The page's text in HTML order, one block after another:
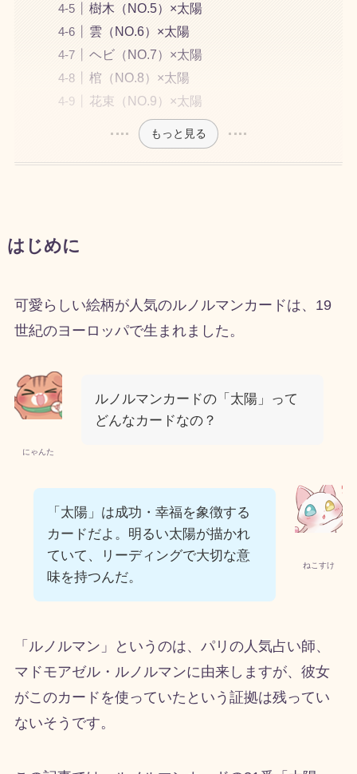
樹木（NO.5）×太陽
雲（NO.6）×太陽
ヘビ（NO.7）×太陽
棺（NO.8）×太陽
花束（NO.9）×太陽
もっと見る
はじめに
可愛らしい絵柄が人気のルノルマンカードは、19
世紀のヨーロッパで生まれました。
にゃんた
ルノルマンカードの「太陽」って
どんなカードなの？
ねこすけ
「太陽」は成功・幸福を象徴する
カードだよ。明るい太陽が描かれ
ていて、リーディングで大切な意
味を持つんだ。
「ルノルマン」というのは、パリの人気占い師、
マドモアゼル・ルノルマンに由来しますが、彼女
がこのカードを使っていたという証拠は残ってい
ないそうです。